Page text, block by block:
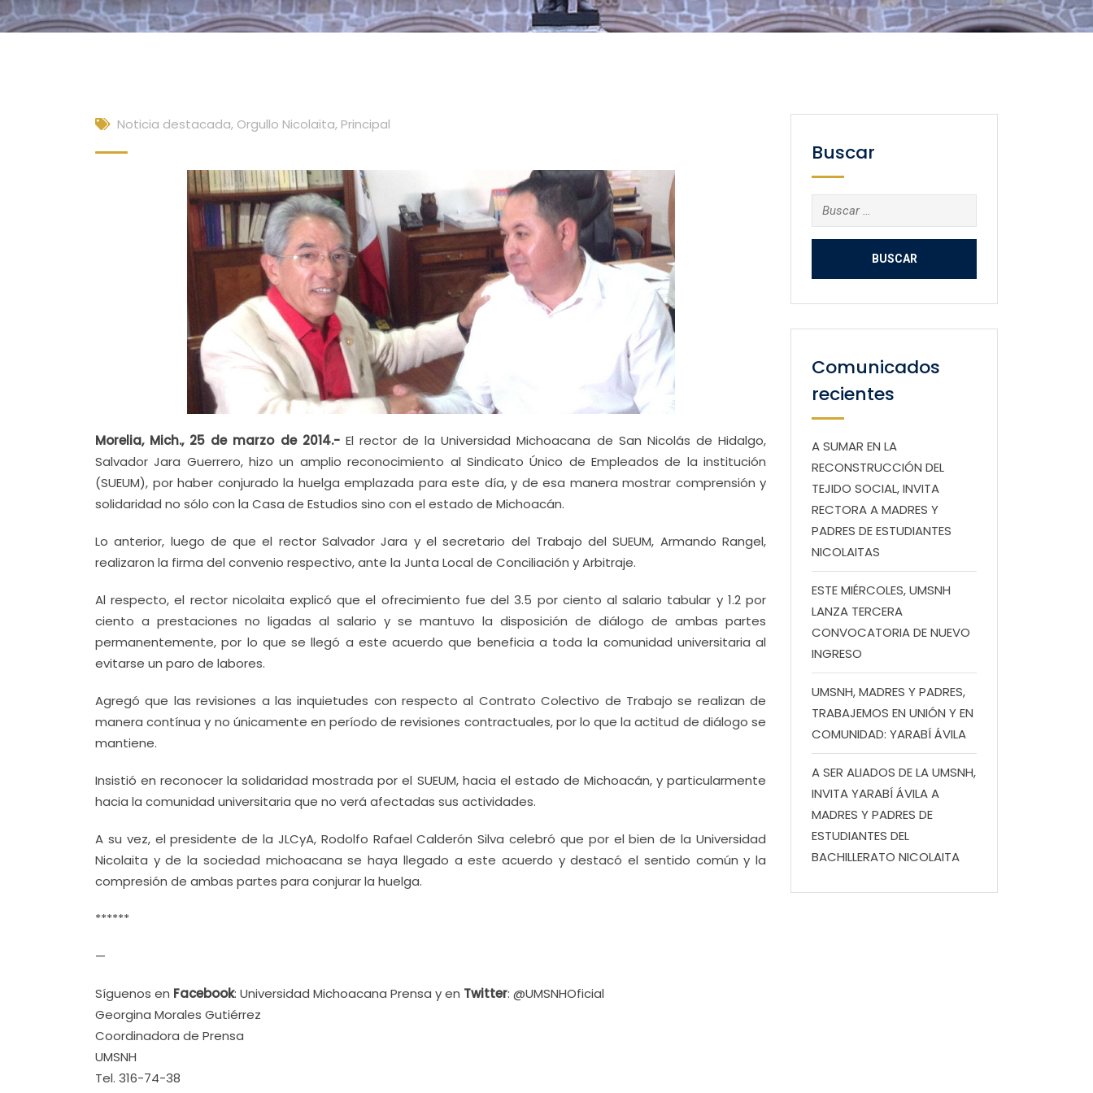
Noticia destacada, Orgullo Nicolaita, Principal
Morelia, Mich., 25 de marzo de 2014.-El rector de la Universidad Michoacana de San Nicolás de Hidalgo,
Salvador Jara Guerrero, hizo un amplio reconocimiento al Sindicato Único de Empleados de la institución
(SUEUM), por haber conjurado la huelga emplazada para este día, y de esa manera mostrar comprensión y
solidaridad no sólo con la Casa de Estudios sino con el estado de Michoacán.
Lo anterior, luego de que el rector Salvador Jara y el secretario del Trabajo del SUEUM, Armando Rangel,
realizaron la firma del convenio respectivo, ante la Junta Local de Conciliación y Arbitraje.
Al respecto, el rector nicolaita explicó que el ofrecimiento fue del 3.5 por ciento al salario tabular y 1.2 por
ciento a prestaciones no ligadas al salario y se mantuvo la disposición de diálogo de ambas partes
permanentemente, por lo que se llegó a este acuerdo que beneficia a toda la comunidad universitaria al
evitarse un paro de labores.
Agregó que las revisiones a las inquietudes con respecto al Contrato Colectivo de Trabajo se realizan de
manera contínua y no únicamente en período de revisiones contractuales, por lo que la actitud de diálogo se
mantiene.
Insistió en reconocer la solidaridad mostrada por el SUEUM, hacia el estado de Michoacán, y particularmente
hacia la comunidad universitaria que no verá afectadas sus actividades.
A su vez, el presidente de la JLCyA, Rodolfo Rafael Calderón Silva celebró que por el bien de la Universidad
Nicolaita y de la sociedad michoacana se haya llegado a este acuerdo y destacó el sentido común y la
compresión de ambas partes para conjurar la huelga.
******
—
Síguenos en Facebook: Universidad Michoacana Prensa y en Twitter: @UMSNHOficial
Georgina Morales Gutiérrez
Coordinadora de Prensa
UMSNH
Tel. 316-74-38
Buscar
Buscar:
Comunicados
recientes
A SUMAR EN LA
RECONSTRUCCIÓN DEL
TEJIDO SOCIAL, INVITA
RECTORA A MADRES Y
PADRES DE ESTUDIANTES
NICOLAITAS
ESTE MIÉRCOLES, UMSNH
LANZA TERCERA
CONVOCATORIA DE NUEVO
INGRESO
UMSNH, MADRES Y PADRES,
TRABAJEMOS EN UNIÓN Y EN
COMUNIDAD: YARABÍ ÁVILA
A SER ALIADOS DE LA UMSNH,
INVITA YARABÍ ÁVILA A
MADRES Y PADRES DE
ESTUDIANTES DEL
BACHILLERATO NICOLAITA